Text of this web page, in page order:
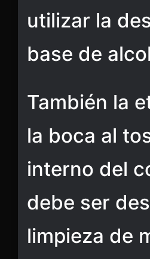
utilizar la
base de
También la
la boca al
interno del
debe ser
limpieza de